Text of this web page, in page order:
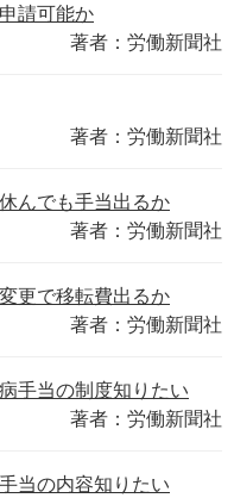
請可能か
著者：労働新聞社
著者：労働新聞社
んでも手当出るか
著者：労働新聞社
更で移転費出るか
著者：労働新聞社
手当の制度知りたい
著者：労働新聞社
当の内容知りたい